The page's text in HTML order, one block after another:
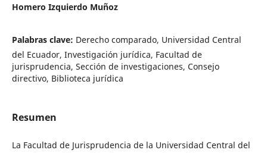
Homero Izquierdo Muñoz
Palabras clave: Derecho comparado, Universidad Central
del Ecuador, Investigación jurídica, Facultad de
jurisprudencia, Sección de investigaciones, Consejo
directivo, Biblioteca jurídica
Resumen
La Facultad de Jurisprudencia de la Universidad Central del